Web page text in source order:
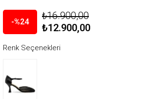
24
₺16.900,00
₺12.900,00
Renk Seçenekleri